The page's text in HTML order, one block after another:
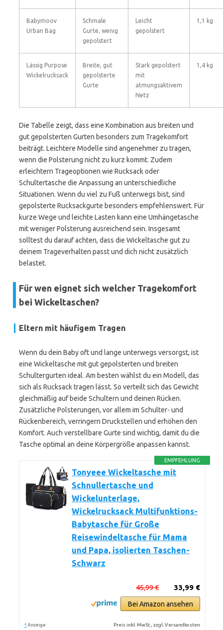
Babymoov
Urban Bag
Schmale
Gurte, wenig
gepolstert
Leicht
gepolstert
1,1 kg
Lässig Purpose
Wickelrucksack
Breite, gut
gepolsterte
Gurte
Stark gepolstert
mit
atmungsaktivem
Netz
1,4 kg
Die Tabelle zeigt, dass eine Kombination aus breiten und
gut gepolsterten Gurten besonders zum Tragekomfort
beiträgt. Leichtere Modelle sind angenehmer zu tragen,
wenn die Polsterung nicht zu kurz kommt. Zudem
erleichtern Trageoptionen wie Rucksack oder
Schultertasche die Anpassung an unterschiedliche
Situationen. Wenn du viel zu Fuß unterwegs bist, sind
gepolsterte Rucksackgurte besonders empfehlenswert. Für
kurze Wege und leichte Lasten kann eine Umhängetasche
mit weniger Polsterung ausreichend sein. Insgesamt
solltest du darauf achten, dass die Wickeltasche gut zu
deinem Trageverhalten passt und dich nicht zusätzlich
belastet.
Für wen eignet sich welcher Tragekomfort
bei Wickeltaschen?
Eltern mit häufigem Tragen
Wenn du dein Baby oft und lange unterwegs versorgst, ist
eine Wickeltasche mit gut gepolsterten und breiten
Schultergurten ideal. Am besten wählst du ein Modell, das
sich als Rucksack tragen lässt. So verteilt sich das Gewicht
gleichmäßig auf beide Schultern und deinen Rücken.
Zusätzliche Polsterungen, vor allem im Schulter- und
Rückenbereich, verringern Druckstellen und erhöhen den
Komfort. Auch verstellbare Gurte sind wichtig, damit du die
Tasche optimal an deine Körpergröße anpassen kannst.
EMPFEHLUNG
Tonyeee Wickeltasche mit
Schnullertasche und
Wickelunterlage,
Wickelrucksack Multifunktions-
Babytasche für Große
Reisewindeltasche für Mama
und Papa, isolierten Taschen-
Schwarz
33,99 €
45,99 €
Bei Amazon ansehen
* Anzeige Preis inkl. MwSt., zzgl. Versandkosten